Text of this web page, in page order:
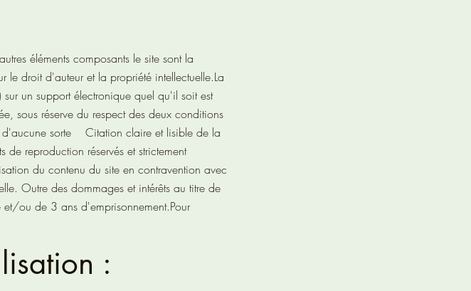
éléments composants le site sont la
le droit d'auteur et la propriété intellectuelle.La
un support électronique quel qu'il soit est
sous réserve du respect des deux conditions
sorte Citation claire et lisible de la
reproduction réservés et strictement
du contenu du site en contravention avec
Outre des dommages et intérêts au titre de
ou de 3 ans d'emprisonnement.Pour
: